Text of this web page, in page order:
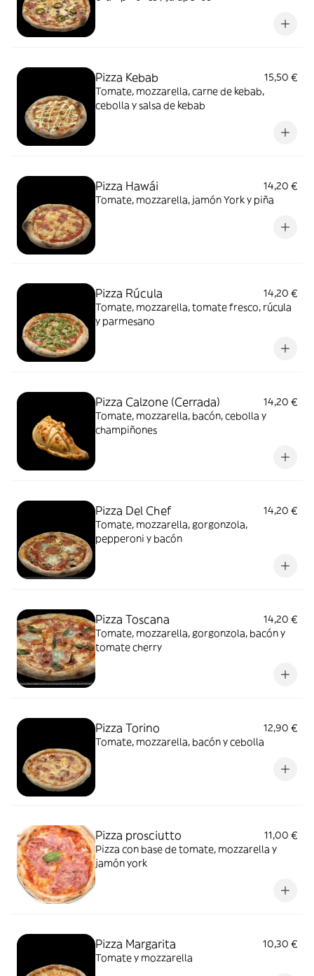
Pizza Kebab
15,50 €
Tomate, mozzarella, carne de kebab,
cebolla y salsa de kebab
Pizza Hawái
14,20 €
Tomate, mozzarella, jamón York y piña
Pizza Rúcula
14,20 €
Tomate, mozzarella, tomate fresco, rúcula
y parmesano
Pizza Calzone (Cerrada)
14,20 €
Tomate, mozzarella, bacón, cebolla y
champiñones
Pizza Del Chef
14,20 €
Tomate, mozzarella, gorgonzola,
pepperoni y bacón
Pizza Toscana
14,20 €
Tomate, mozzarella, gorgonzola, bacón y
tomate cherry
Pizza Torino
12,90 €
Tomate, mozzarella, bacón y cebolla
Pizza prosciutto
11,00 €
Pizza con base de tomate, mozzarella y
jamón york
Pizza Margarita
10,30 €
Tomate y mozzarella